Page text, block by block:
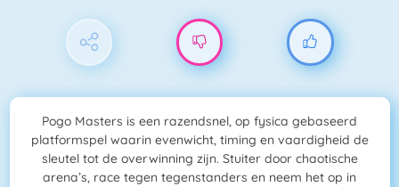
Pogo Masters is een razendsnel, op fysica gebaseerd
platformspel waarin evenwicht, timing en vaardigheid de
sleutel tot de overwinning zijn. Stuiter door chaotische
arena’s, race tegen tegenstanders en neem het op in